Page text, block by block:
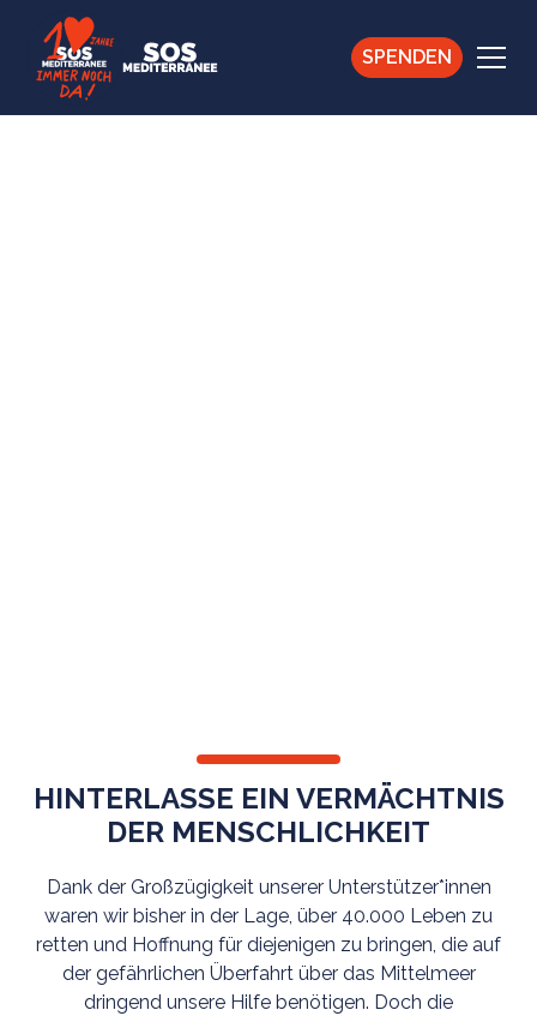
SPENDEN
HINTERLASSE EIN VERMÄCHTNIS
DER MENSCHLICHKEIT
Dank der Großzügigkeit unserer Unterstützer*innen
waren wir bisher in der Lage, über 40.000 Leben zu
retten und Hoffnung für diejenigen zu bringen, die auf
der gefährlichen Überfahrt über das Mittelmeer
dringend unsere Hilfe benötigen. Doch die